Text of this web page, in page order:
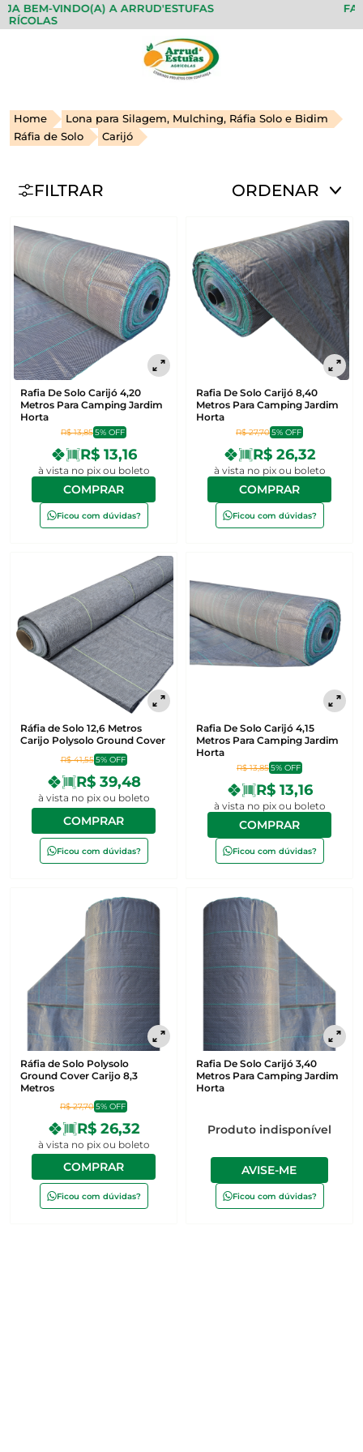
BEM-VINDO(A) A ARRUD'ESTUFAS
Home
Lona para Silagem, Mulching, Ráfia Solo e Bidim
Ráfia de Solo
Carijó
FILTRAR ORDENAR
Rafia De Solo Carijó 4,20
Metros Para Camping Jardim
Horta
R$ 13,855% OFF
R$ 13,16
à vista no pix ou boleto
COMPRAR
Ficou com dúvidas?
Rafia De Solo Carijó 8,40
Metros Para Camping Jardim
Horta
R$ 27,705% OFF
R$ 26,32
à vista no pix ou boleto
COMPRAR
Ficou com dúvidas?
Ráfia de Solo 12,6 Metros
Carijo Polysolo Ground Cover
R$ 41,555% OFF
R$ 39,48
à vista no pix ou boleto
COMPRAR
Ficou com dúvidas?
Rafia De Solo Carijó 4,15
Metros Para Camping Jardim
Horta
R$ 13,855% OFF
R$ 13,16
à vista no pix ou boleto
COMPRAR
Ficou com dúvidas?
Ráfia de Solo Polysolo
Ground Cover Carijo 8,3
Metros
R$ 27,705% OFF
R$ 26,32
à vista no pix ou boleto
COMPRAR
Ficou com dúvidas?
Rafia De Solo Carijó 3,40
Metros Para Camping Jardim
Horta
Produto indisponível
AVISE-ME
Ficou com dúvidas?